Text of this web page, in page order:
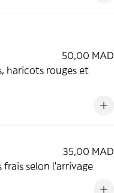
50,00 MAD
haricots rouges et
35,00 MAD
selon l’arrivage